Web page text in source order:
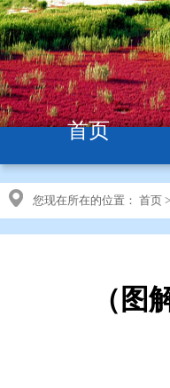
首页
您现在所在的位置： 首页 >
（